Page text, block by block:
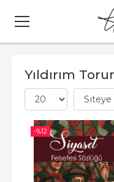
Yıldırım
-%12